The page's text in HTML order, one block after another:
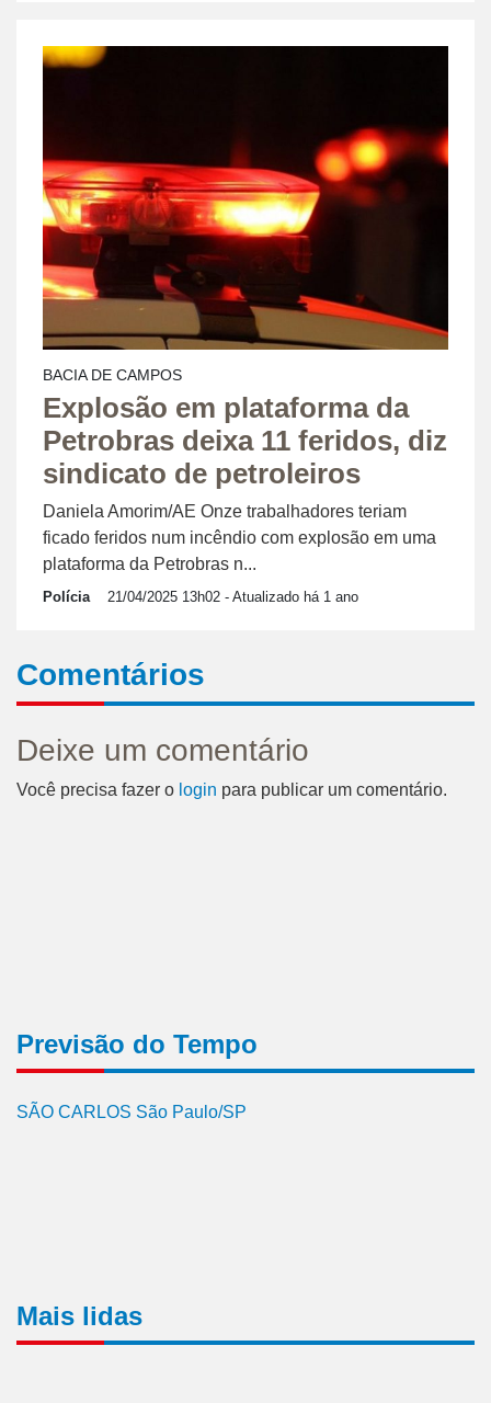
BACIA DE CAMPOS
Explosão em plataforma da
Petrobras deixa 11 feridos, diz
sindicato de petroleiros
Daniela Amorim/AE Onze trabalhadores teriam
ficado feridos num incêndio com explosão em uma
plataforma da Petrobras n...
Polícia 21/04/2025 13h02 - Atualizado há 1 ano
Comentários
Deixe um comentário
Você precisa fazer o login para publicar um comentário.
Previsão do Tempo
SÃO CARLOS São Paulo/SP
Mais lidas